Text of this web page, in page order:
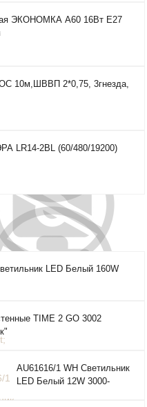
ЭКОНОМКА А60 16Вт Е27
10м,ШВВП 2*0,75, 3гнезда,
LR14-2BL (60/480/19200)
LED Белый 160W
TIME 2 GO 3002
AU61616/1 WH Светильник
LED Белый 12W 3000-